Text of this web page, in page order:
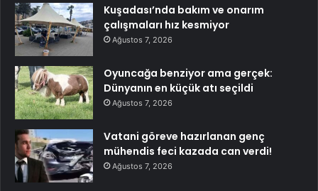
Kuşadası’nda bakım ve onarım
çalışmaları hız kesmiyor
Ağustos 7, 2026
Oyuncağa benziyor ama gerçek:
Dünyanın en küçük atı seçildi
Ağustos 7, 2026
Vatani göreve hazırlanan genç
mühendis feci kazada can verdi!
Ağustos 7, 2026